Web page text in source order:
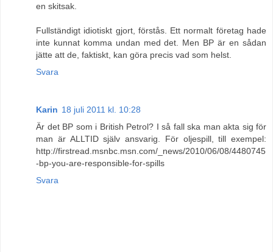
en skitsak.
Fullständigt idiotiskt gjort, förstås. Ett normalt företag hade
inte kunnat komma undan med det. Men BP är en sådan
jätte att de, faktiskt, kan göra precis vad som helst.
Svara
Karin 18 juli 2011 kl. 10:28
Är det BP som i British Petrol? I så fall ska man akta sig för
man är ALLTID själv ansvarig. För oljespill, till exempel:
http://firstread.msnbc.msn.com/_news/2010/06/08/4480745
-bp-you-are-responsible-for-spills
Svara